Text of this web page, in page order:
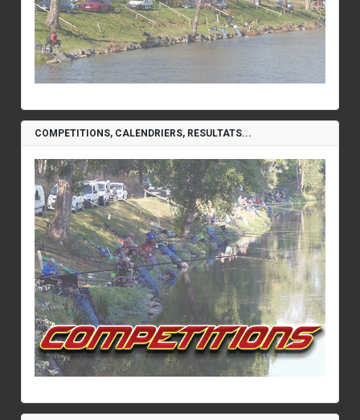
COMPETITIONS, CALENDRIERS, RESULTATS...